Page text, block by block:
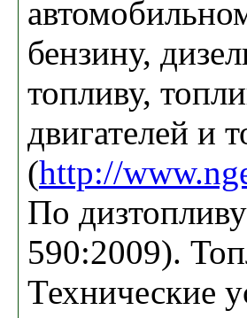
бензину,
топливу,
двигателей и
(http://
По
590:2009).
Технические